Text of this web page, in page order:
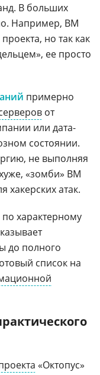
В больших
Например, ВМ
но так как
ее просто
примерно
от
или дата-
состоянии.
не выполняя
«зомби» ВМ
атак.
характерному
до полного
список на
«Октопус»